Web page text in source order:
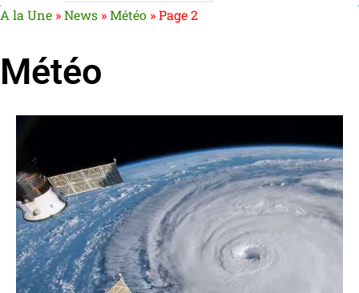
A la Une »News »Météo »Page 2
Météo